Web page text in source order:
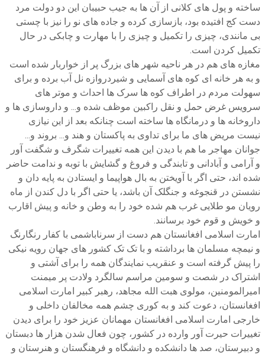
ساخته و پول های کلانی از آن ها به جیب حبیبان این دو دولت مرد
دست کج افتیده بود، بازسازی کرده و جاده های نو را نیز با چستی
بی مانندی، چیزی را تکمیل و چیزی را با مهارت و چابکی در حال
تکمیل کردن است.
مغازه های هم در هر ناحیه شهر های بزرگ پر از خواربار شده است
و به هر خانه ای کوه های آسمایی و شیردروازه نل آب برده و برای
سهولت مردم در اطراف کوه ها سرک ها احداث و موتر های
سرویس غرض حمل و نقل راکبین موظف شده و... و داروسازی ها و
داروخانه ها و درمانگاه ها ساخته است چنانکه بعد از این نیازی
نیست مریض های ما برای تداوی به پاکستان و هند و... بروند و...
جوانان مهاجر ما هم با دیدن این همه تغییرات شگرف و شگفت آور
و آرامی و آبادانی و تابندگی و فروغ و گشایش با توبه و ندامت حاضر
شده اند، حتی اگر با آویختن به بال هواپیما و ایستادن به پایه دان و
نشستن در قنجوغه و جنگلک آن باشد، یا حتی اگر با دل کندن از ماه
رویان مو طلایی غرب هم شده خود را به وطن و خانه و پیش اقارب
و خویش و قوم خود برسانند.
امارت اسلامی افغانستان هم دست از سرناباشمی با کفار رنگارنگ
و نیمچه مسلمان ها برداشته و با تک تک کشور های جهان رویه نیکی
را پیش گرفته است و عنقریب نمایندگان همه را برای آشتی و
اشتراک در شصت و سومین مراسم سالگرد ولادت پر میمنت
امیرالمومنین، مولوی هبت الله مجاهد، رهبر کبیر امارت اسلامی
افغانستان، دعوت کند و به کوری چشم همه مخالفان داخلی و
خارجی امارت اسلامی افغانستان مهمانان عزیز خود را برای دیدن
تغییرات حیرت آور وارده در کشور، چون فعال شدن هزار ها دبستان
و دبیرستان، صد ها دانشکده و دانشگاه و فرهنگستان و هنرستان و